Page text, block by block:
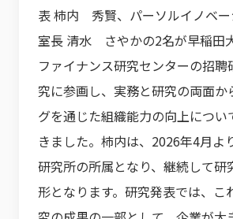
表 柿内 秀賢、パーソルイノベ
室長 清水 さやかの2名が早稲田
ファイナンス研究センターの招
究に参画し、実務と研究の両面か
グを通じた組織能力の向上につい
きました。柿内は、2026年4月よ
研究所の所属となり、継続して研
形となります。研究発表では、こ